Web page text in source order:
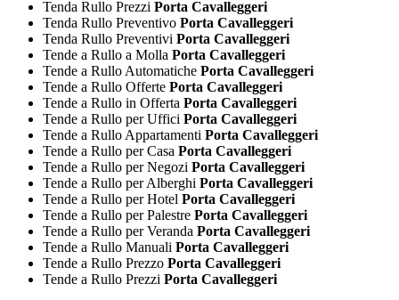
Tenda Rullo Prezzi Porta Cavalleggeri
Tenda Rullo Preventivo Porta Cavalleggeri
Tenda Rullo Preventivi Porta Cavalleggeri
Tende a Rullo a Molla Porta Cavalleggeri
Tende a Rullo Automatiche Porta Cavalleggeri
Tende a Rullo Offerte Porta Cavalleggeri
Tende a Rullo in Offerta Porta Cavalleggeri
Tende a Rullo per Uffici Porta Cavalleggeri
Tende a Rullo Appartamenti Porta Cavalleggeri
Tende a Rullo per Casa Porta Cavalleggeri
Tende a Rullo per Negozi Porta Cavalleggeri
Tende a Rullo per Alberghi Porta Cavalleggeri
Tende a Rullo per Hotel Porta Cavalleggeri
Tende a Rullo per Palestre Porta Cavalleggeri
Tende a Rullo per Veranda Porta Cavalleggeri
Tende a Rullo Manuali Porta Cavalleggeri
Tende a Rullo Prezzo Porta Cavalleggeri
Tende a Rullo Prezzi Porta Cavalleggeri